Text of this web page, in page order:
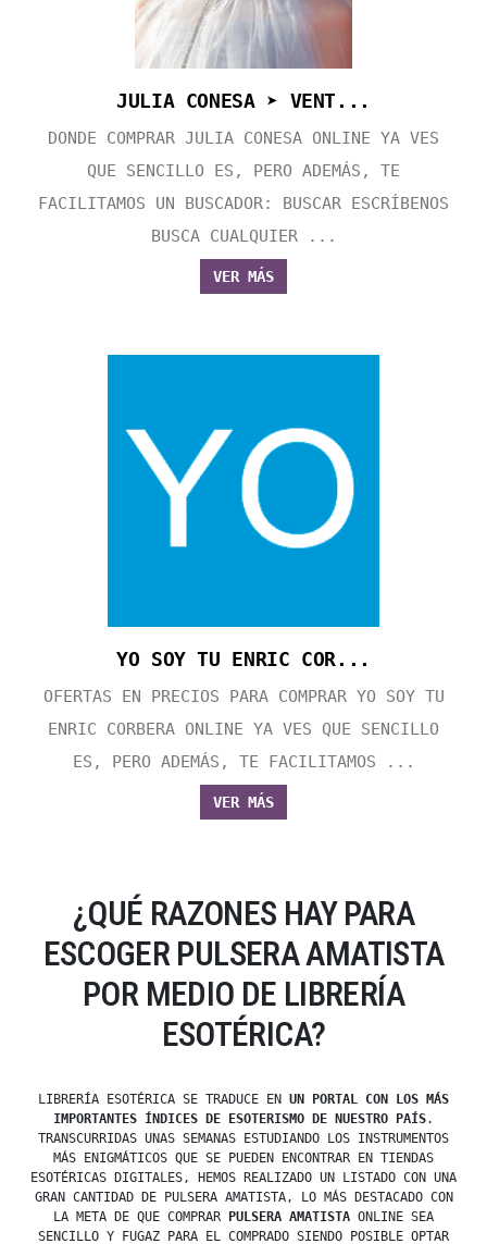
JULIA CONESA ➤ VENT...
DONDE COMPRAR JULIA CONESA ONLINE YA VES
QUE SENCILLO ES, PERO ADEMÁS, TE
FACILITAMOS UN BUSCADOR: BUSCAR ESCRÍBENOS
BUSCA CUALQUIER ...
VER MÁS
YO SOY TU ENRIC COR...
OFERTAS EN PRECIOS PARA COMPRAR YO SOY TU
ENRIC CORBERA ONLINE YA VES QUE SENCILLO
ES, PERO ADEMÁS, TE FACILITAMOS ...
VER MÁS
¿QUÉ RAZONES HAY PARA
ESCOGER PULSERA AMATISTA
POR MEDIO DE LIBRERÍA
ESOTÉRICA?
LIBRERÍA ESOTÉRICA SE TRADUCE EN UN PORTAL CON LOS MÁS
IMPORTANTES ÍNDICES DE ESOTERISMO DE NUESTRO PAÍS.
TRANSCURRIDAS UNAS SEMANAS ESTUDIANDO LOS INSTRUMENTOS
MÁS ENIGMÁTICOS QUE SE PUEDEN ENCONTRAR EN TIENDAS
ESOTÉRICAS DIGITALES, HEMOS REALIZADO UN LISTADO CON UNA
GRAN CANTIDAD DE PULSERA AMATISTA, LO MÁS DESTACADO CON
LA META DE QUE COMPRAR
PULSERA AMATISTA ONLINE SEA
SENCILLO Y FUGAZ PARA EL COMPRADO SIENDO POSIBLE OPTAR